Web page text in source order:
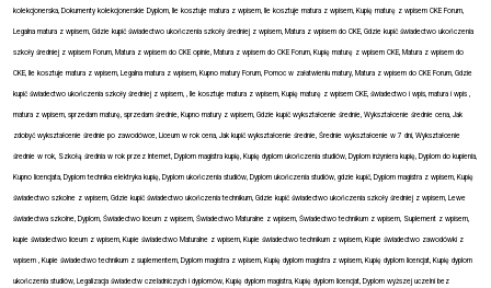
kolekcjonerska, Dokumenty kolekcjonerskie Dyplom, Ile kosztuje matura z wpisem, Ile kosztuje matura z wpisem, Kupię maturę z wpisem CKE Forum,
Legalna matura z wpisem, Gdzie kupić świadectwo ukończenia szkoły średniej z wpisem, Matura z wpisem do CKE, Gdzie kupić świadectwo ukończenia
szkoły średniej z wpisem Forum, Matura z wpisem do CKE opinie, Matura z wpisem do CKE Forum, Kupię maturę z wpisem CKE, Matura z wpisem do
CKE, Ile kosztuje matura z wpisem, Legalna matura z wpisem, Kupno matury Forum, Pomoc w załatwieniu matury, Matura z wpisem do CKE Forum, Gdzie
kupić świadectwo ukończenia szkoły średniej z wpisem, , Ile kosztuje matura z wpisem, Kupię maturę z wpisem CKE, świadectwo i wpis, matura i wpis ,
matura z wpisem, sprzedam maturę, sprzedam średnie, Kupno matury z wpisem, Gdzie kupić wykształcenie średnie, Wykształcenie średnie cena, Jak
zdobyć wykształcenie średnie po zawodówce, Liceum w rok cena, Jak kupić wykształcenie średnie, Średnie wykształcenie w 7 dni, Wykształcenie
średnie w rok, Szkołą średnia w rok przez Internet, Dyplom magistra kupię, Kupię dyplom ukończenia studiów, Dyplom inżyniera kupię, Dyplom do kupienia,
Kupno licencjata, Dyplom technika elektryka kupię, Dyplom ukończenia studiów, Dyplom ukończenia studiów, gdzie kupić, Dyplom magistra z wpisem, Kupię
świadectwo szkolne z wpisem, Gdzie kupić świadectwo ukończenia technikum, Gdzie kupić świadectwo ukończenia szkoły średniej z wpisem, Lewe
świadectwa szkolne, Dyplom, Świadectwo liceum z wpisem, Świadectwo Maturalne z wpisem, Świadectwo technikum z wpisem, Suplement z wpisem,
kupie świadectwo liceum z wpisem, Kupie świadectwo Maturalne z wpisem, Kupie świadectwo technikum z wpisem, Kupie świadectwo zawodówki z
wpisem , Kupie świadectwo technikum z suplementem, Dyplom magistra z wpisem, Kupię dyplom magistra z wpisem, Kupię dyplom licencjat, Kupię dyplom
ukończenia studiów, Legalizacja świadectw czeladniczych i dyplomów, Kupię dyplom magistra, Kupię dyplom licencjat, Dyplom wyższej uczelni bez